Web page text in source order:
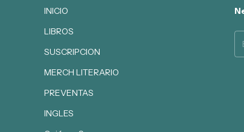
INICIO
LIBROS
SUSCRIPCION
MERCH LITERARIO
PREVENTAS
INGLES